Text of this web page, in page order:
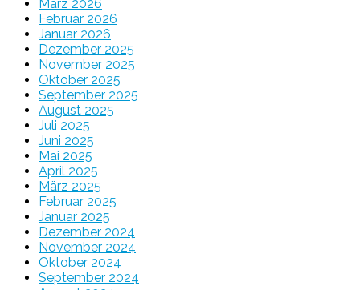
März 2026
Februar 2026
Januar 2026
Dezember 2025
November 2025
Oktober 2025
September 2025
August 2025
Juli 2025
Juni 2025
Mai 2025
April 2025
März 2025
Februar 2025
Januar 2025
Dezember 2024
November 2024
Oktober 2024
September 2024